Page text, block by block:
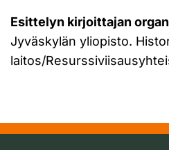
Esittelyn kirjoittajan
Jyväskylän yliopisto.
laitos/